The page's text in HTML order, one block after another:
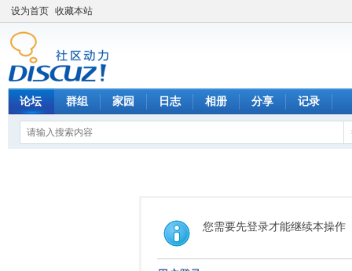
设为首页 收藏本站
论坛 群组 家园 日志 相册 分享 记录
您需要先登录才能继续本操作